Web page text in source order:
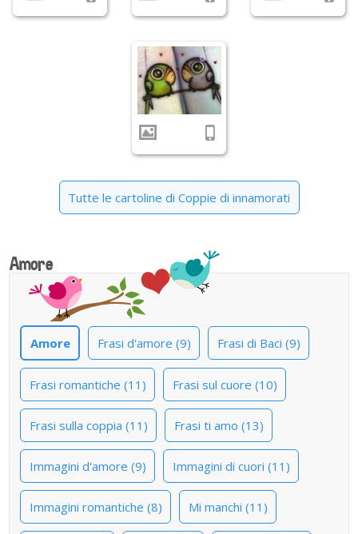
Tutte le cartoline di Coppie di innamorati
Amore
Amore Frasi d'amore (9) Frasi di Baci (9)
Frasi romantiche (11) Frasi sul cuore (10)
Frasi sulla coppia (11) Frasi ti amo (13)
Immagini d'amore (9) Immagini di cuori (11)
Immagini romantiche (8) Mi manchi (11)